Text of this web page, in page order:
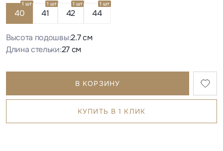
40
1 шт
41
1 шт
42
1 шт
44
1 шт
Высота подошвы:2.7 см
Длина стельки:27 см
В КОРЗИНУ
КУПИТЬ В 1 КЛИК